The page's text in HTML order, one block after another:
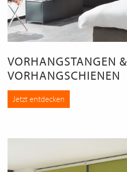
VORHANGSTANGEN &
VORHANGSCHIENEN
Jetzt entdecken